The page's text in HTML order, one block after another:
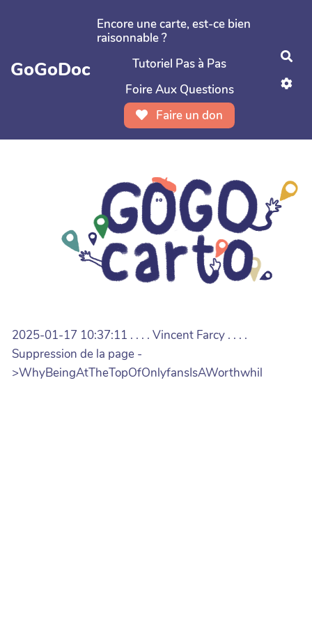
Aller au contenu principal
GoGoDoc
Encore une carte, est-ce bien
raisonnable ?
Tutoriel Pas à Pas
Foire Aux Questions
Faire un don
2025-01-17 10:37:11 . . . . Vincent Farcy . . . .
Suppression de la page -
>WhyBeingAtTheTopOfOnlyfansIsAWorthwhil